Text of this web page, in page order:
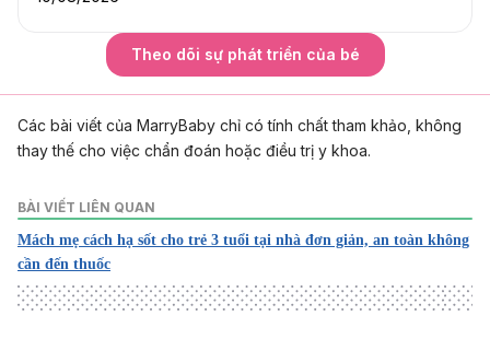
Theo dõi sự phát triển của bé
Các bài viết của MarryBaby chỉ có tính chất tham khảo, không
thay thế cho việc chẩn đoán hoặc điều trị y khoa.
BÀI VIẾT LIÊN QUAN
Mách mẹ cách hạ sốt cho trẻ 3 tuổi tại nhà đơn giản, an toàn không
cần đến thuốc